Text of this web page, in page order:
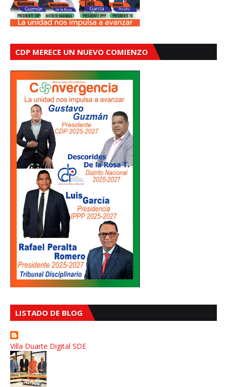
CDP MERECE UN NUEVO COMIENZO
LISTADO DE BLOG
Villa Duarte Digital SDE